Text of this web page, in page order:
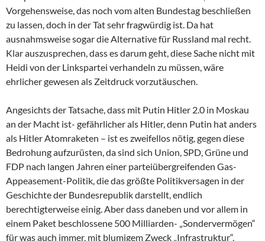
Vorgehensweise, das noch vom alten Bundestag beschließen
zu lassen, doch in der Tat sehr fragwürdig ist. Da hat
ausnahmsweise sogar die Alternative für Russland mal recht.
Klar auszusprechen, dass es darum geht, diese Sache nicht mit
Heidi von der Linkspartei verhandeln zu müssen, wäre
ehrlicher gewesen als Zeitdruck vorzutäuschen.
Angesichts der Tatsache, dass mit Putin Hitler 2.0 in Moskau
an der Macht ist- gefährlicher als Hitler, denn Putin hat anders
als Hitler Atomraketen – ist es zweifellos nötig, gegen diese
Bedrohung aufzurüsten, da sind sich Union, SPD, Grüne und
FDP nach langen Jahren einer parteiübergreifenden Gas-
Appeasement-Politik, die das größte Politikversagen in der
Geschichte der Bundesrepublik darstellt, endlich
berechtigterweise einig. Aber dass daneben und vor allem in
einem Paket beschlossene 500 Milliarden- „Sondervermögen“
für was auch immer, mit blumigem Zweck „Infrastruktur“,